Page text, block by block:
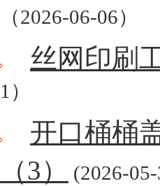
（2026-06-06）
丝网印刷
1）
开口桶桶
（3）
(2026-